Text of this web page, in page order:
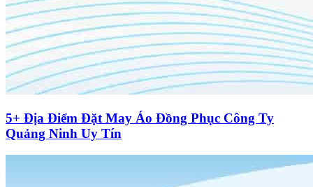
5+ Địa Điểm Đặt May Áo Đồng Phục Công Ty
Quảng Ninh Uy Tín